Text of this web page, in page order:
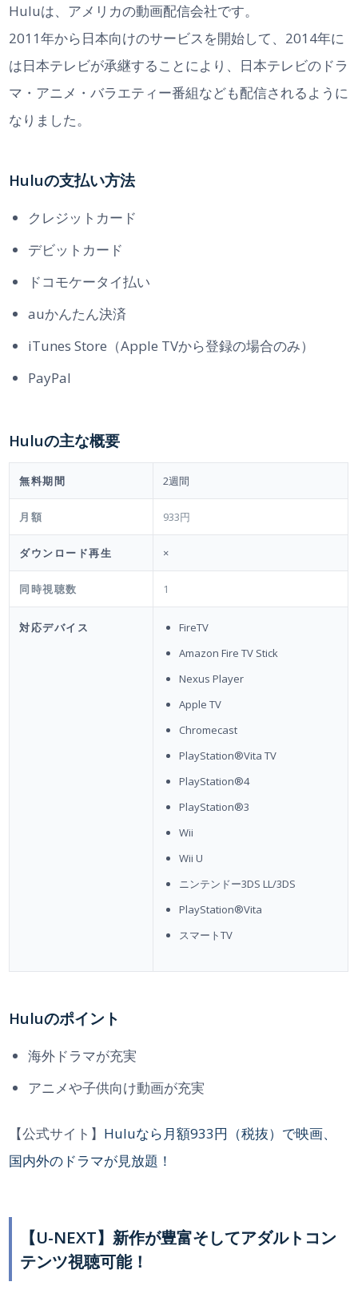
Huluは、アメリカの動画配信会社です。
2011年から日本向けのサービスを開始して、2014年に
は日本テレビが承継することにより、日本テレビのドラ
マ・アニメ・バラエティー番組なども配信されるように
なりました。
Huluの支払い方法
クレジットカード
デビットカード
ドコモケータイ払い
auかんたん決済
iTunes Store（Apple TVから登録の場合のみ）
PayPal
Huluの主な概要
無料期間 2週間
月額 933円
ダウンロード再生 ×
同時視聴数 1
対応デバイス
FireTV
Amazon Fire TV Stick
Nexus Player
Apple TV
Chromecast
PlayStation®Vita TV
PlayStation®4
PlayStation®3
Wii
Wii U
ニンテンドー3DS LL/3DS
PlayStation®Vita
スマートTV
Huluのポイント
海外ドラマが充実
アニメや子供向け動画が充実
【公式サイト】 Huluなら月額933円（税抜）で映画、
国内外のドラマが見放題！
【U-NEXT】新作が豊富そしてアダルトコン
テンツ視聴可能！